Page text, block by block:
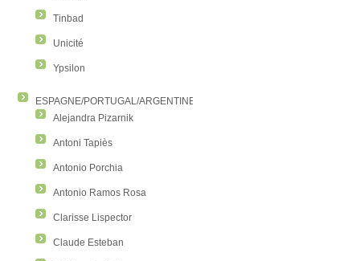
Tinbad
Unicité
Ypsilon
ESPAGNE/PORTUGAL/ARGENTINE/COLOMBIE
Alejandra Pizarnik
Antoni Tapiès
Antonio Porchia
Antonio Ramos Rosa
Clarisse Lispector
Claude Esteban